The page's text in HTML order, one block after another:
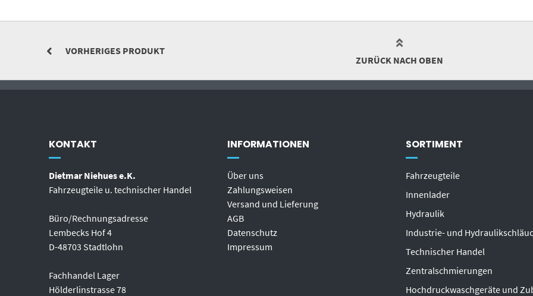
VORHERIGES PRODUKT
ZURÜCK NACH OBEN
KONTAKT
Dietmar Niehues e.K.
Fahrzeugteile u. technischer Handel
Büro/Rechnungsadresse
Lembecks Hof 4
D-48703 Stadtlohn
Fachhandel Lager
Hölderlinstrasse 78
INFORMATIONEN
Über uns
Zahlungsweisen
Versand und Lieferung
AGB
Datenschutz
Impressum
SORTIMENT
Fahrzeugteile
Innenlader
Hydraulik
Industrie- und
Technischer Handel
Zentralschmierungen
Hochdruckwaschgeräte und